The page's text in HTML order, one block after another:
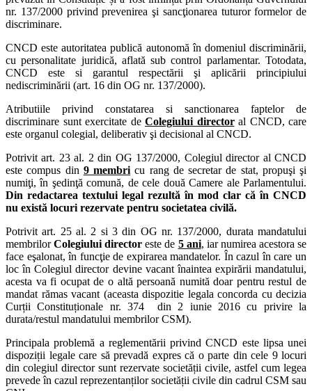
nr. 137/2000 privind prevenirea şi sancţionarea tuturor formelor de
discriminare.
CNCD este autoritatea publică autonomă în domeniul discriminării,
cu personalitate juridică, aflată sub control parlamentar. Totodata,
CNCD este si garantul respectării şi aplicării principiului
nediscriminării (art. 16 din OG nr. 137/2000).
Atributiile privind constatarea si sanctionarea faptelor de
discriminare sunt exercitate de Colegiului directoral CNCD, care
este organul colegial, deliberativ şi decisional al CNCD.
Potrivit art. 23 al. 2 din OG 137/2000, Colegiul director al CNCD
este compus din 9 membri cu rang de secretar de stat, propuşi şi
numiţi, în şedinţă comună, de cele două Camere ale Parlamentului.
Din redactarea textului legal rezultă în mod clar că în CNCD
nu există locuri rezervate pentru societatea civilă.
Potrivit art. 25 al. 2 si 3 din OG nr. 137/2000, durata mandatului
membrilorColegiului director este de 5 ani, iar numirea acestora se
face eşalonat, în funcţie de expirarea mandatelor. În cazul în care un
loc în Colegiul director devine vacant înaintea expirării mandatului,
acesta va fi ocupat de o altă persoană numită doar pentru restul de
mandat rămas vacant (aceasta dispozitie legala concorda cu decizia
Curții Constituționale nr. 374 din 2 iunie 2016 cu privire la
durata/restul mandatului membrilor CSM).
Principala problemă a reglementării privind CNCD este lipsa unei
dispoziții legale care să prevadă expres că o parte din cele 9 locuri
din colegiul director sunt rezervate societății civile, astfel cum legea
prevede în cazul reprezentanților societății civile din cadrul CSM sau